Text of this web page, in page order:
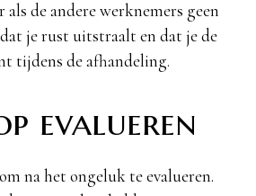
de andere werknemers geen
je rust uitstraalt en dat je de
tijdens de afhandeling.
evalueren
na het ongeluk te evalueren.